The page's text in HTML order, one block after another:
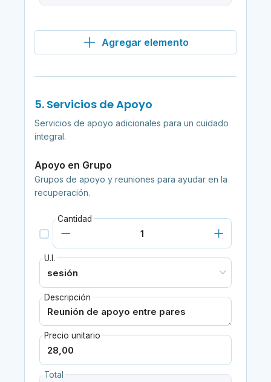
Agregar elemento
5. Servicios de Apoyo
Servicios de apoyo adicionales para un cuidado
integral.
Apoyo en Grupo
Grupos de apoyo y reuniones para ayudar en la
recuperación.
Cantidad
U.I.
Descripción
Precio unitario
Total